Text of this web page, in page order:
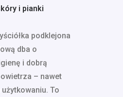
i pianki
podklejona
dba o
i dobrą
– nawet
użytkowaniu. To